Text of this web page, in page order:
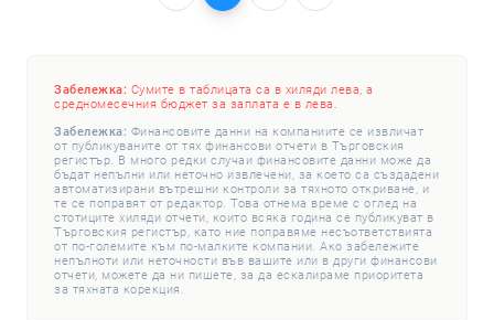
Забележка: Сумите в таблицата са в хиляди лева, а
средномесечния бюджет за заплата е в лева.
Забележка: Финансовите данни на компаниите се извличат
от публикуваните от тях финансови отчети в Търговския
регистър. В много редки случаи финансовите данни може да
бъдат непълни или неточно извлечени, за което са създадени
автоматизирани вътрешни контроли за тяхното откриване, и
те се поправят от редактор. Това отнема време с оглед на
стотиците хиляди отчети, които всяка година се публикуват в
Търговския регистър, като ние поправяме несъответствията
от по-големите към по-малките компании. Ако забележите
непълноти или неточности във вашите или в други финансови
отчети, можете да ни пишете, за да ескалираме приоритета
за тяхната корекция.